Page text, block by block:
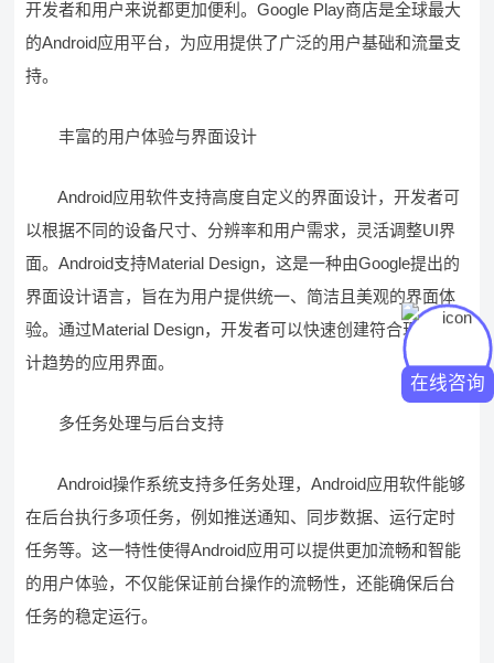
开发者和用户来说都更加便利。Google Play商店是全球最大
的Android应用平台，为应用提供了广泛的用户基础和流量支
持。
丰富的用户体验与界面设计
Android应用软件支持高度自定义的界面设计，开发者可
以根据不同的设备尺寸、分辨率和用户需求，灵活调整UI界
面。Android支持Material Design，这是一种由Google提出的
界面设计语言，旨在为用户提供统一、简洁且美观的界面体
验。通过Material Design，开发者可以快速创建符合现代设
计趋势的应用界面。
多任务处理与后台支持
Android操作系统支持多任务处理，Android应用软件能够
在后台执行多项任务，例如推送通知、同步数据、运行定时
任务等。这一特性使得Android应用可以提供更加流畅和智能
的用户体验，不仅能保证前台操作的流畅性，还能确保后台
任务的稳定运行。
在线咨询